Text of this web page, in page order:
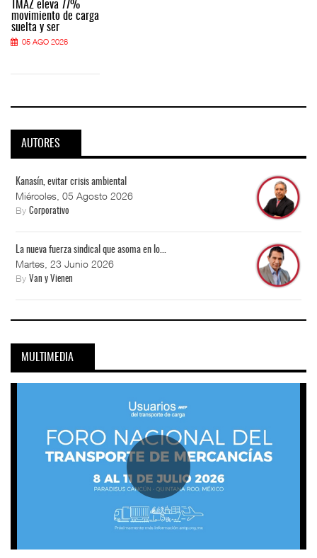
TMAZ eleva 77%
movimiento de carga
suelta y ser
05 AGO 2026
AUTORES
Kanasín, evitar crisis ambiental
Miércoles, 05 Agosto 2026
By Corporativo
La nueva fuerza sindical que asoma en lo...
Martes, 23 Junio 2026
By Van y Vienen
MULTIMEDIA